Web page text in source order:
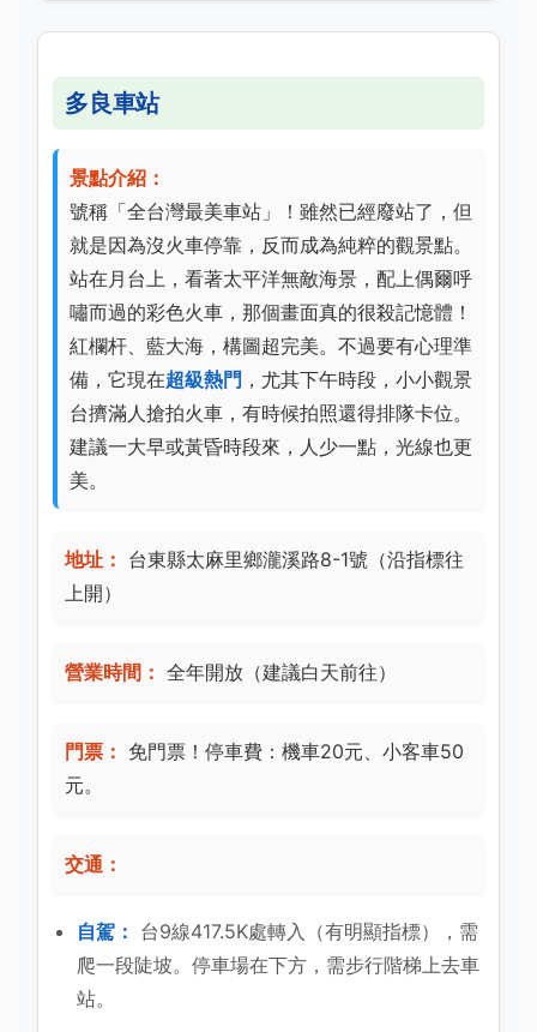
多良車站
景點介紹：
號稱「全台灣最美車站」！雖然已經廢站了，但
就是因為沒火車停靠，反而成為純粹的觀景點。
站在月台上，看著太平洋無敵海景，配上偶爾呼
嘯而過的彩色火車，那個畫面真的很殺記憶體！
紅欄杆、藍大海，構圖超完美。不過要有心理準
備，它現在超級熱門 ，尤其下午時段，小小觀景
台擠滿人搶拍火車，有時候拍照還得排隊卡位。
建議一大早或黃昏時段來，人少一點，光線也更
美。
地址： 台東縣太麻里鄉瀧溪路8-1號（沿指標往
上開）
營業時間： 全年開放（建議白天前往）
門票： 免門票！停車費：機車20元、小客車50
元。
交通：
自駕： 台9線417.5K處轉入（有明顯指標），需
爬一段陡坡。停車場在下方，需步行階梯上去車
站。